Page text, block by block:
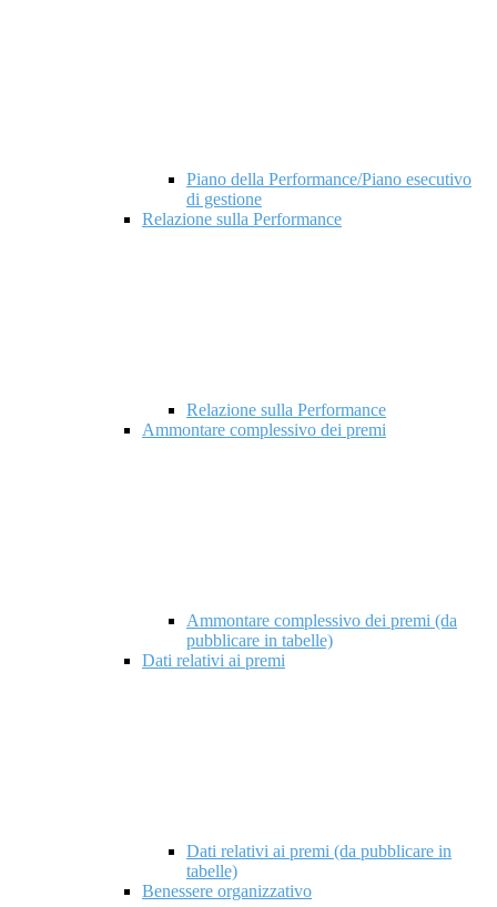
Piano della Performance/Piano esecutivo
di gestione
Relazione sulla Performance
Relazione sulla Performance
Ammontare complessivo dei premi
Ammontare complessivo dei premi (da
pubblicare in tabelle)
Dati relativi ai premi
Dati relativi ai premi (da pubblicare in
tabelle)
Benessere organizzativo